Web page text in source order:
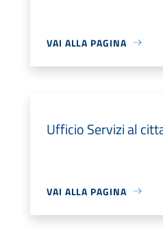
VAI ALLA PAGINA
Ufficio Servizi al
VAI ALLA PAGINA